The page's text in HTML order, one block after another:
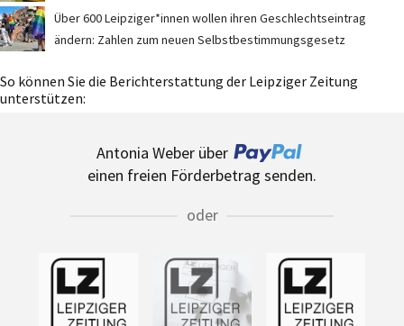
Über 600 Leipziger*innen wollen ihren Geschlechtseintrag
ändern: Zahlen zum neuen Selbstbestimmungsgesetz
So können Sie die Berichterstattung der Leipziger Zeitung
unterstützen:
Antonia Weber über
einen freien Förderbetrag senden.
oder